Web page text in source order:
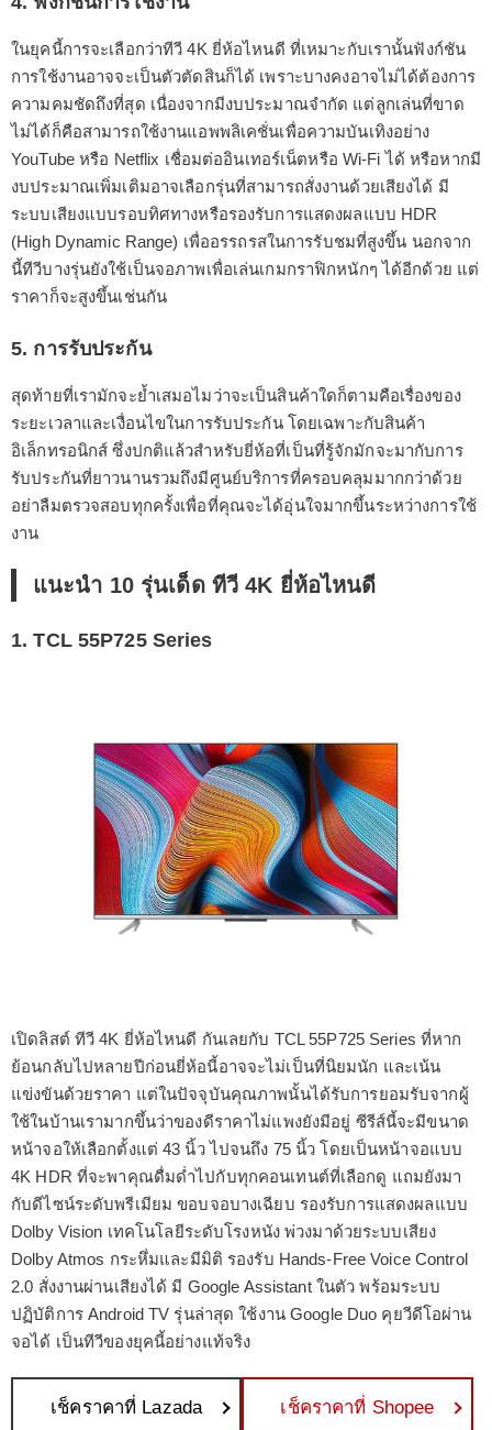
ในยุคนี้การจะเลือกว่าทีวี 4K ยี่ห้อไหนดี ที่เหมาะกับเรานั้นฟังก์ชัน
การใช้งานอาจจะเป็นตัวตัดสินก็ได้ เพราะบางคงอาจไม่ได้ต้องการ
ความคมชัดถึงที่สุด เนื่องจากมีงบประมาณจำกัด แต่ลูกเล่นที่ขาด
ไม่ได้ก็คือสามารถใช้งานแอพพลิเคชั่นเพื่อความบันเทิงอย่าง
YouTube หรือ Netflix เชื่อมต่ออินเทอร์เน็ตหรือ Wi-Fi ได้ หรือหากมี
งบประมาณเพิ่มเติมอาจเลือกรุ่นที่สามารถสั่งงานด้วยเสียงได้ มี
ระบบเสียงแบบรอบทิศทางหรือรองรับการแสดงผลแบบ HDR
(High Dynamic Range) เพื่ออรรถรสในการรับชมที่สูงขึ้น นอกจาก
นี้ทีวีบางรุ่นยังใช้เป็นจอภาพเพื่อเล่นเกมกราฟิกหนักๆ ได้อีกด้วย แต่
ราคาก็จะสูงขึ้นเช่นกัน
5. การรับประกัน
สุดท้ายที่เรามักจะย้ำเสมอไมว่าจะเป็นสินค้าใดก็ตามคือเรื่องของ
ระยะเวลาและเงื่อนไขในการรับประกัน โดยเฉพาะกับสินค้า
อิเล็กทรอนิกส์ ซึ่งปกติแล้วสำหรับยี่ห้อที่เป็นที่รู้จักมักจะมากับการ
รับประกันที่ยาวนานรวมถึงมีศูนย์บริการที่ครอบคลุมมากกว่าด้วย
อย่าลืมตรวจสอบทุกครั้งเพื่อที่คุณจะได้อุ่นใจมากขึ้นระหว่างการใช้
งาน
แนะนำ 10 รุ่นเด็ด ทีวี 4K ยี่ห้อไหนดี
1. TCL 55P725 Series
เปิดลิสต์ ทีวี 4K ยี่ห้อไหนดี กันเลยกับ TCL 55P725 Series ที่หาก
ย้อนกลับไปหลายปีก่อนยี่ห้อนี้อาจจะไม่เป็นที่นิยมนัก และเน้น
แข่งขันด้วยราคา แต่ในปัจจุบันคุณภาพนั้นได้รับการยอมรับจากผู้
ใช้ในบ้านเรามากขึ้นว่าของดีราคาไม่แพงยังมีอยู่ ซีรีส์นี้จะมีขนาด
หน้าจอให้เลือกตั้งแต่ 43 นิ้ว ไปจนถึง 75 นิ้ว โดยเป็นหน้าจอแบบ
4K HDR ที่จะพาคุณดื่มด่ำไปกับทุกคอนเทนต์ที่เลือกดู แถมยังมา
กับดีไซน์ระดับพรีเมียม ขอบจอบางเฉียบ รองรับการแสดงผลแบบ
Dolby Vision เทคโนโลยีระดับโรงหนัง พ่วงมาด้วยระบบเสียง
Dolby Atmos กระหึ่มและมีมิติ รองรับ Hands-Free Voice Control
2.0 สั่งงานผ่านเสียงได้ มี Google Assistant ในตัว พร้อมระบบ
ปฏิบัติการ Android TV รุ่นล่าสุด ใช้งาน Google Duo คุยวีดีโอผ่าน
จอได้ เป็นทีวีของยุคนี้อย่างแท้จริง
เช็คราคาที่ Lazada เช็คราคาที่ Shopee